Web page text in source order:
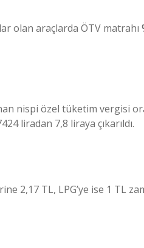
olan araçlarda ÖTV matrahı
nispi özel tüketim vergisi
liradan 7,8 liraya çıkarıldı.
2,17 TL, LPG’ye ise 1 TL